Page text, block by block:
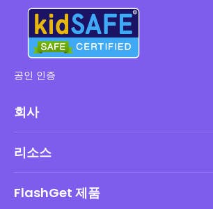
공인 인증
회사
DMCA 정책
리소스
FlashGet 제품